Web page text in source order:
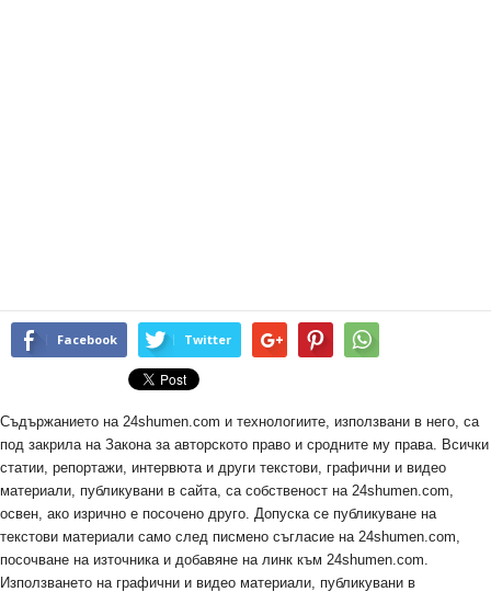
Facebook Twitter
Съдържанието на 24shumen.com и технологиите, използвани в него, са
под закрила на Закона за авторското право и сродните му права. Всички
статии, репортажи, интервюта и други текстови, графични и видео
материали, публикувани в сайта, са собственост на 24shumen.com,
освен, ако изрично е посочено друго. Допуска се публикуване на
текстови материали само след писмено съгласие на 24shumen.com,
посочване на източника и добавяне на линк към 24shumen.com.
Използването на графични и видео материали, публикувани в